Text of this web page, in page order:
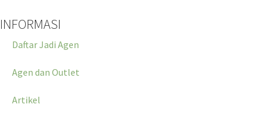
INFORMASI
Daftar Jadi Agen
Agen dan Outlet
Artikel